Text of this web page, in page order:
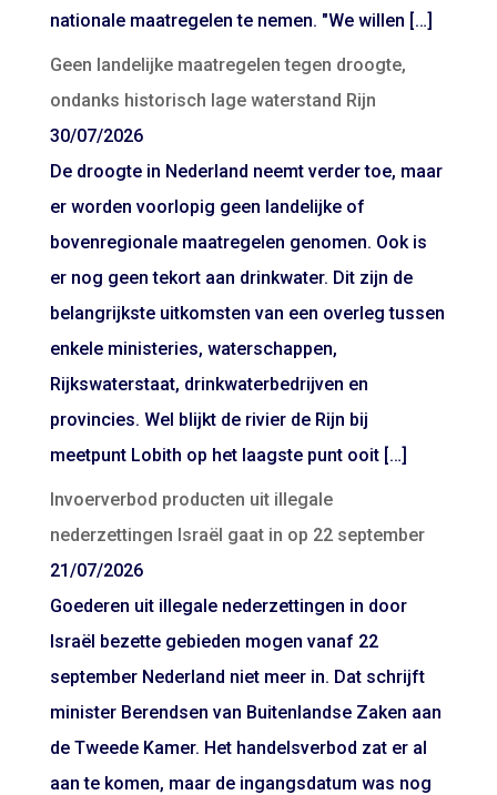
nationale maatregelen te nemen. "We willen […]
Geen landelijke maatregelen tegen droogte,
ondanks historisch lage waterstand Rijn
30/07/2026
De droogte in Nederland neemt verder toe, maar
er worden voorlopig geen landelijke of
bovenregionale maatregelen genomen. Ook is
er nog geen tekort aan drinkwater. Dit zijn de
belangrijkste uitkomsten van een overleg tussen
enkele ministeries, waterschappen,
Rijkswaterstaat, drinkwaterbedrijven en
provincies. Wel blijkt de rivier de Rijn bij
meetpunt Lobith op het laagste punt ooit […]
Invoerverbod producten uit illegale
nederzettingen Israël gaat in op 22 september
21/07/2026
Goederen uit illegale nederzettingen in door
Israël bezette gebieden mogen vanaf 22
september Nederland niet meer in. Dat schrijft
minister Berendsen van Buitenlandse Zaken aan
de Tweede Kamer. Het handelsverbod zat er al
aan te komen, maar de ingangsdatum was nog